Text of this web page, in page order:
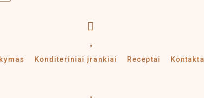
Konditeriniai įrankiai Receptai